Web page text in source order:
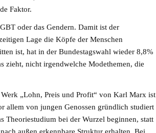
Faktor.
oder das Gendern. Damit ist der
Lage die Köpfe der Menschen
ist, hat in der Bundestagswahl wieder 8,8%
zieht, nicht irgendwelche Modethemen, die
„Lohn, Preis und Profit“ von Karl Marx ist
allem von jungen Genossen gründlich studiert
Theoriestudium bei der Wurzel beginnen, statt
außen erkennbare Struktur erhalten. Bei